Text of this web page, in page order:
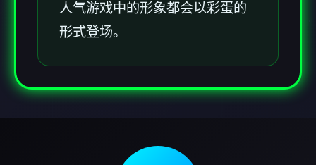
人气游戏中的形象都会以彩蛋的
形式登场。